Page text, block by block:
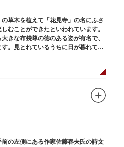
草木を植えて「花見寺」の名にふさ
むことができたといわれています。
きな布袋尊の徳のある姿が有名で、
。見とれているうちに日が暮れてし
の左側にある作家佐藤春夫氏の詩文